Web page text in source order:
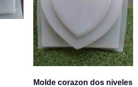
Molde corazon dos niveles